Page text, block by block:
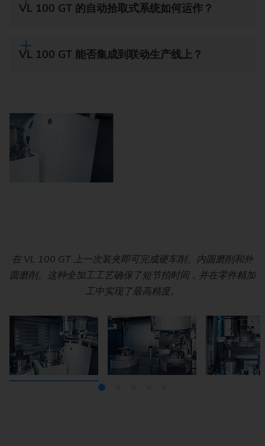
VL 100 GT 的自动拾取式系统如何运作？
VL 100 GT 能否集成到联动生产线上？
在 VL 100 GT 上一次装夹即可完成硬车削、内圆磨削和外
圆磨削。这种全加工工艺确保了短节拍时间，并在零件精加
工中实现了最高精度。
VL 100 GT 的拾取装料：主轴直接从传送带上抓取毛坯
——非常适合批量生产中的精加工。
VL 100 GT 机床的加工区域，可在一次装夹中完成硬车削
和磨削。这种组合加工方式可经济高效地对淬火工件进行精
加工。
使用两个固定刀座在 VL 100 GT 上进行硬车削和内圆磨
削。
埃马克VL 100 GT：用于小型车削件精加工的立式车磨复合
加工中心。